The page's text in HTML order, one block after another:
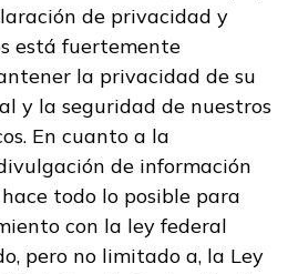
de
de oficina
médico
ventilación y
Pre pasantía
de privacidad y
está fuertemente
la privacidad de su
y la seguridad de nuestros
En cuanto a la
de información
hace todo lo posible para
con la ley federal
pero no limitado a, la Ley